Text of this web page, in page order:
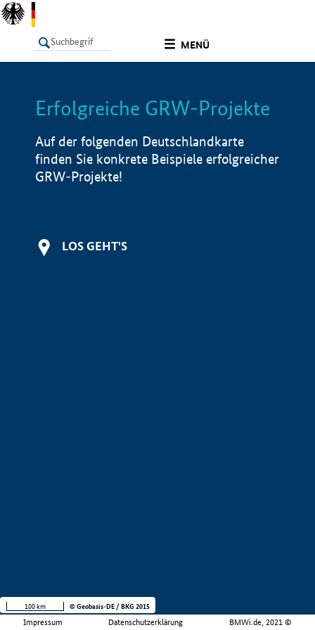
MENÜ
LISTE Info
Erfolgreiche GRW-Projekte
Auf der folgenden Deutschlandkarte
finden Sie konkrete Beispiele erfolgreicher
GRW-Projekte!
LOS GEHT'S
Impressum Datenschutzerklärung BMWi.de, 2021 ©
100 km © Geobasis-DE / BKG 2015